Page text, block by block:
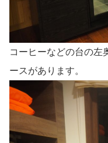
コーヒーなどの台の左
ースがあります。